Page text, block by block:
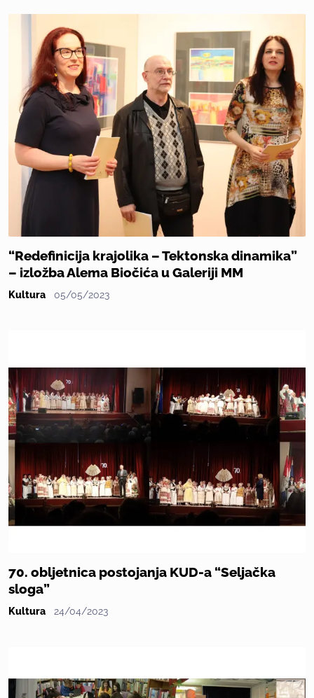
“Redefinicija krajolika – Tektonska dinamika”
– izložba Alema Biočića u Galeriji MM
Kultura 05/05/2023
70. obljetnica postojanja KUD-a “Seljačka
sloga”
Kultura 24/04/2023